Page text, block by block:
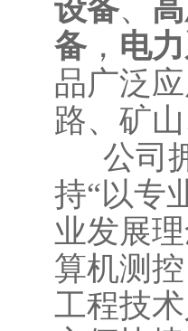
设备、
备， 电
品广泛
路、矿
公司拥
持“以专
业发展
算机测
工程技